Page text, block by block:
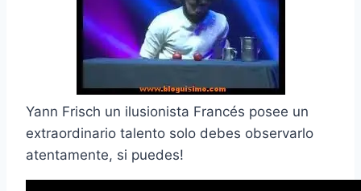
Yann Frisch un ilusionista Francés posee un
extraordinario talento solo debes observarlo
atentamente, si puedes!